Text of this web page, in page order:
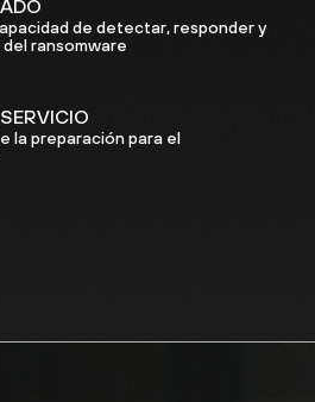
de detectar, responder y
ransomware
la preparación para el